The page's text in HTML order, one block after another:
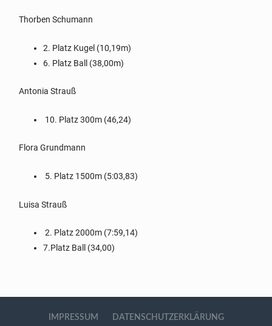
Thorben Schumann
2. Platz Kugel (10,19m)
6. Platz Ball (38,00m)
Antonia Strauß
10. Platz 300m (46,24)
Flora Grundmann
5. Platz 1500m (5:03,83)
Luisa Strauß
2. Platz 2000m (7:59,14)
7.Platz Ball (34,00)
IMPRESSUM DATENSCHUTZERKLÄRUNG